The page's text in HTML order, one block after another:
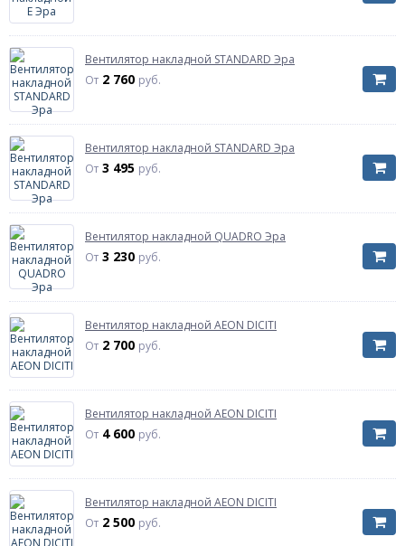
Вентилятор накладной STANDARD Эра
От 2 760 руб.
Вентилятор накладной STANDARD Эра
От 3 495 руб.
Вентилятор накладной QUADRO Эра
От 3 230 руб.
Вентилятор накладной AEON DICITI
От 2 700 руб.
Вентилятор накладной AEON DICITI
От 4 600 руб.
Вентилятор накладной AEON DICITI
От 2 500 руб.